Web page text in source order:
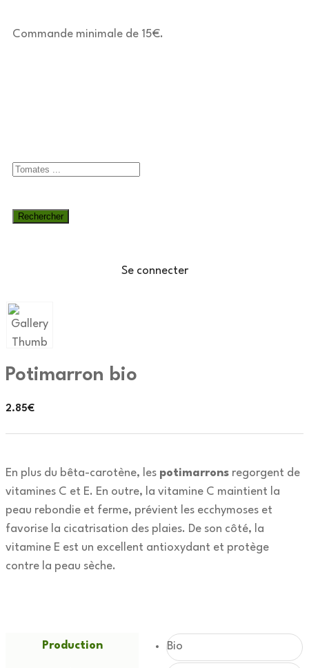
Commande minimale de 15€.
Se connecter
Potimarron bio
2.85€
En plus du bêta-carotène, les potimarrons regorgent de
vitamines C et E. En outre, la vitamine C maintient la
peau rebondie et ferme, prévient les ecchymoses et
favorise la cicatrisation des plaies. De son côté, la
vitamine E est un excellent antioxydant et protège
contre la peau sèche.
Production Bio